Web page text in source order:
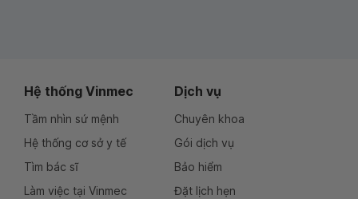
Hệ thống Vinmec
Tầm nhìn sứ mệnh
Hệ thống cơ sở y tế
Tìm bác sĩ
Làm việc tại Vinmec
Dịch vụ
Chuyên khoa
Gói dịch vụ
Bảo hiểm
Đặt lịch hẹn